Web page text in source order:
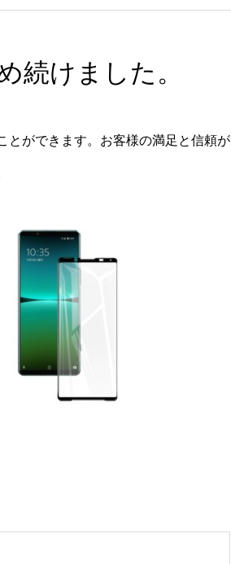
続けました。
とができます。お客様の満足と信頼が